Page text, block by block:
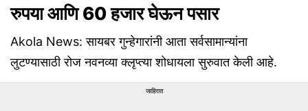
रुपया आणि 60 हजार घेऊन पसार
Akola News: सायबर गुन्हेगारांनी आता सर्वसामान्यांना
लुटण्यासाठी रोज नवनव्या क्लृप्त्या शोधायला सुरुवात केली आहे.
जाहिरात